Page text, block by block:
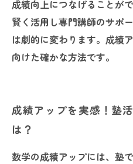
成績向上につなげることが
賢く活用し専門講師のサポ
は劇的に変わります。成績
向けた確かな方法です。
成績アップを実感！塾
は？
数学の成績アップには、塾